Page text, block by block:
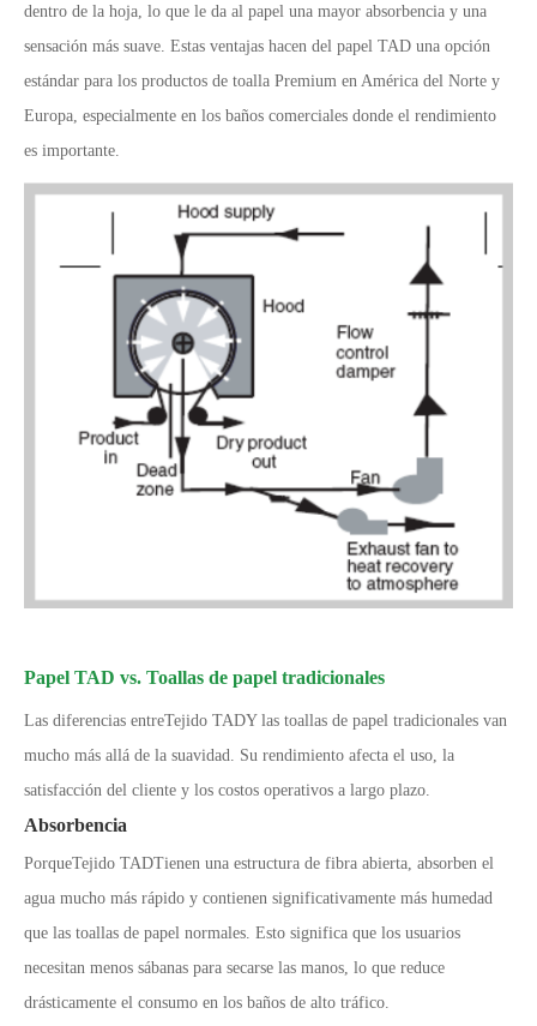
dentro de la hoja, lo que le da al papel una mayor absorbencia y una
sensación más suave. Estas ventajas hacen del papel TAD una opción
estándar para los productos de toalla Premium en América del Norte y
Europa, especialmente en los baños comerciales donde el rendimiento
es importante.
Papel TAD vs. Toallas de papel tradicionales
Las diferencias entreTejido TADY las toallas de papel tradicionales van
mucho más allá de la suavidad. Su rendimiento afecta el uso, la
satisfacción del cliente y los costos operativos a largo plazo.
Absorbencia
PorqueTejido TADTienen una estructura de fibra abierta, absorben el
agua mucho más rápido y contienen significativamente más humedad
que las toallas de papel normales. Esto significa que los usuarios
necesitan menos sábanas para secarse las manos, lo que reduce
drásticamente el consumo en los baños de alto tráfico.